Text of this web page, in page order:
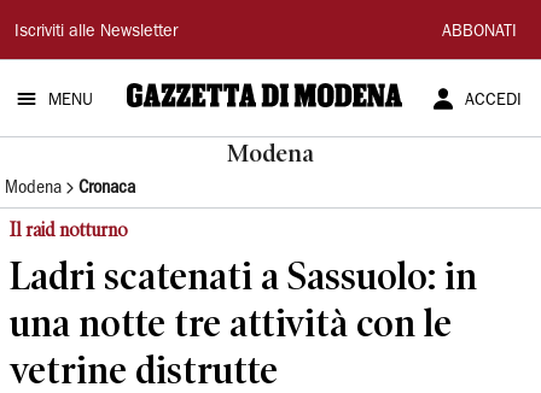
Gazzetta
di
Modena
Iscriviti alle Newsletter ABBONATI
MENU ACCEDI
Modena
Modena Cronaca
Il raid notturno
Ladri scatenati a Sassuolo: in
una notte tre attività con le
vetrine distrutte